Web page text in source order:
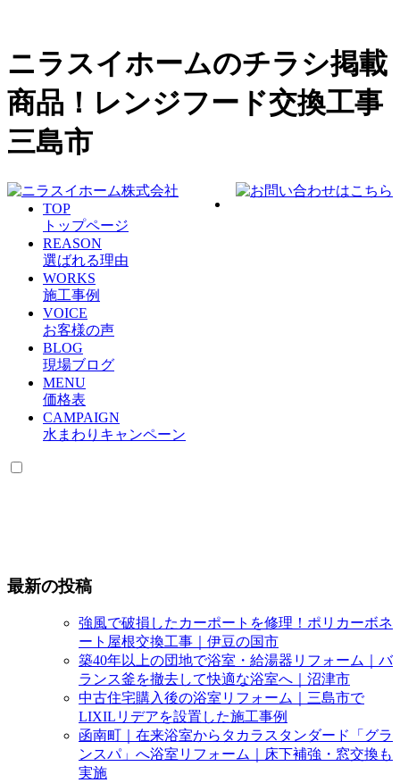
ニラスイホームのチラシ掲載
商品！レンジフード交換工事
三島市
TOP
トップページ
REASON
選ばれる理由
WORKS
施工事例
VOICE
お客様の声
BLOG
現場ブログ
MENU
価格表
CAMPAIGN
水まわりキャンペーン
最新の投稿
強風で破損したカーポートを修理！ポリカーボネ
ート屋根交換工事｜伊豆の国市
築40年以上の団地で浴室・給湯器リフォーム｜バ
ランス釜を撤去して快適な浴室へ｜沼津市
中古住宅購入後の浴室リフォーム｜三島市で
LIXILリデアを設置した施工事例
函南町｜在来浴室からタカラスタンダード「グラ
ンスパ」へ浴室リフォーム｜床下補強・窓交換も
実施